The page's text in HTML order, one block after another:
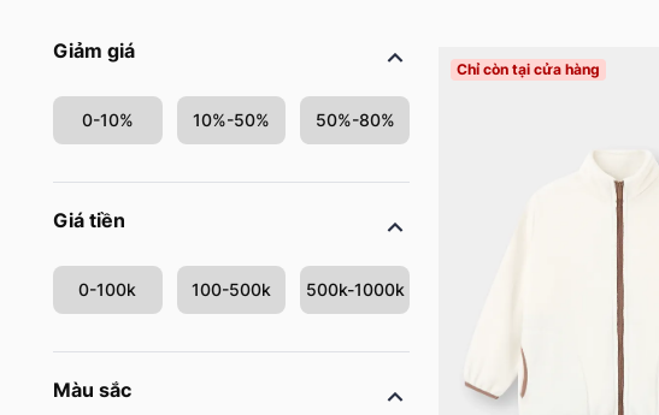
Giảm giá
0-10% 10%-50% 50%-80%
Giá tiền
0-100k 100-500k 500k-1000k
Màu sắc
Chỉ còn tại cửa hàng